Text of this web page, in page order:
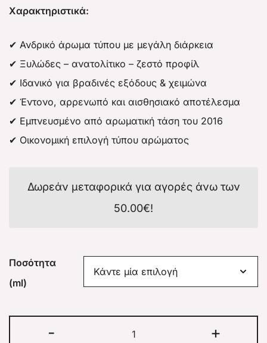
Χαρακτηριστικά:
✔ Ανδρικό άρωμα τύπου με μεγάλη διάρκεια
✔ Ξυλώδες – ανατολίτικο – ζεστό προφίλ
✔ Ιδανικό για βραδινές εξόδους & χειμώνα
✔ Έντονο, αρρενωπό και αισθησιακό αποτέλεσμα
✔ Εμπνευσμένο από αρωματική τάση του 2016
✔ Οικονομική επιλογή τύπου αρώματος
Δωρεάν μεταφορικά για αγορές άνω των
50.00€!
Ποσότητα
(ml)
- +